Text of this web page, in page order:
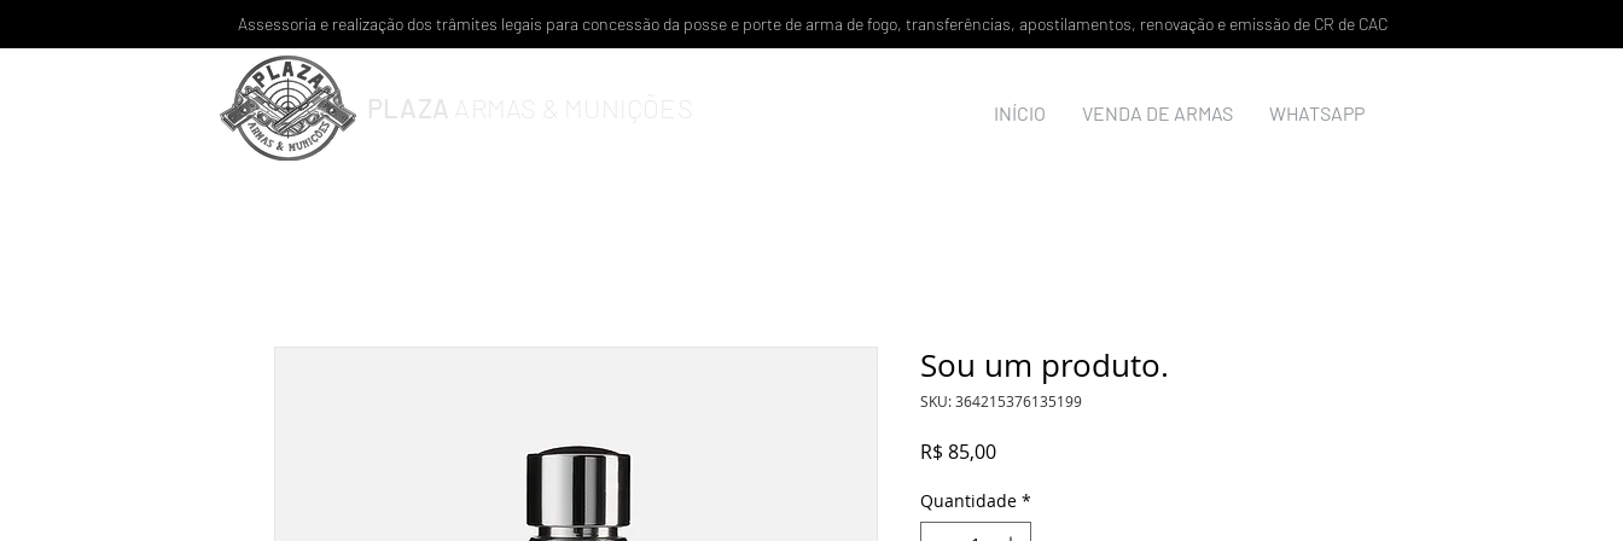
Assessoria e realização dos trâmites legais para concessão da posse e porte de arma de fogo, transferências, apostilamentos, renovação e emissão de CR de CAC
PLAZA ARMAS & MUNIÇÕES INÍCIO VENDA DE ARMAS WHATSAPP
Sou um produto.
SKU: 364215376135199
R$ 85,00Preço
Quantidade *